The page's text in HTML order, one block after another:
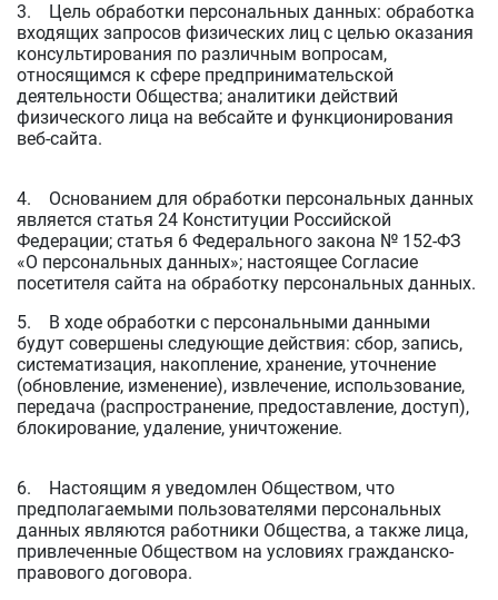
3. Цель обработки персональных данных: обработка
входящих запросов физических лиц с целью оказания
консультирования по различным вопросам,
относящимся к сфере предпринимательской
деятельности Общества; аналитики действий
физического лица на вебсайте и функционирования
веб-сайта.
4. Основанием для обработки персональных данных
является статья 24 Конституции Российской
Федерации; статья 6 Федерального закона № 152-ФЗ
«О персональных данных»; настоящее Согласие
посетителя сайта на обработку персональных данных.
5. В ходе обработки с персональными данными
будут совершены следующие действия: сбор, запись,
систематизация, накопление, хранение, уточнение
(обновление, изменение), извлечение, использование,
передача (распространение, предоставление, доступ),
блокирование, удаление, уничтожение.
6. Настоящим я уведомлен Обществом, что
предполагаемыми пользователями персональных
данных являются работники Общества, а также лица,
привлеченные Обществом на условиях гражданско-
правового договора.